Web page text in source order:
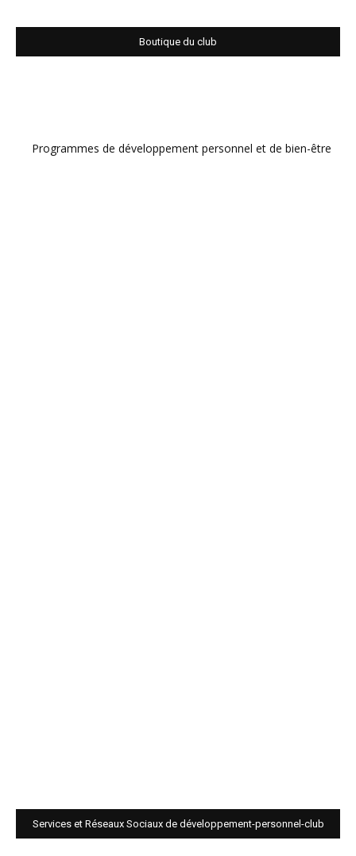
Boutique du club
Programmes de développement personnel et de bien-être
Services et Réseaux Sociaux de développement-personnel-club